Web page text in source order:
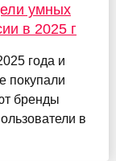
умных
в 2025 г
года и
покупали
бренды
в